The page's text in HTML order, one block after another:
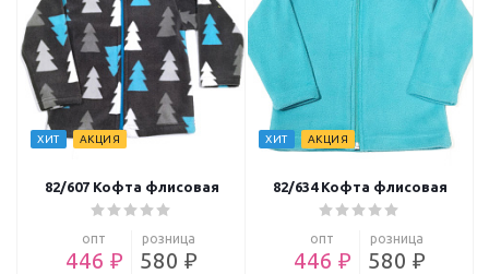
ХИТ АКЦИЯ
82/607 Кофта флисовая
опт
446 ₽
розница
580 ₽
ХИТ АКЦИЯ
82/634 Кофта флисовая
опт
446 ₽
розница
580 ₽